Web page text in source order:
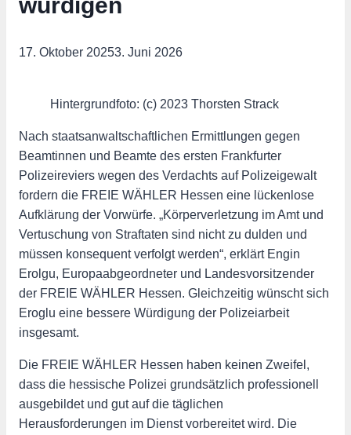
17. Oktober 20253. Juni 2026
Hintergrundfoto: (c) 2023 Thorsten Strack
Nach staatsanwaltschaftlichen Ermittlungen gegen
Beamtinnen und Beamte des ersten Frankfurter
Polizeireviers wegen des Verdachts auf Polizeigewalt
fordern die FREIE WÄHLER Hessen eine lückenlose
Aufklärung der Vorwürfe. „Körperverletzung im Amt und
Vertuschung von Straftaten sind nicht zu dulden und
müssen konsequent verfolgt werden“, erklärt Engin
Erolgu, Europaabgeordneter und Landesvorsitzender
der FREIE WÄHLER Hessen. Gleichzeitig wünscht sich
Eroglu eine bessere Würdigung der Polizeiarbeit
insgesamt.
Die FREIE WÄHLER Hessen haben keinen Zweifel,
dass die hessische Polizei grundsätzlich professionell
ausgebildet und gut auf die täglichen
Herausforderungen im Dienst vorbereitet wird. Die